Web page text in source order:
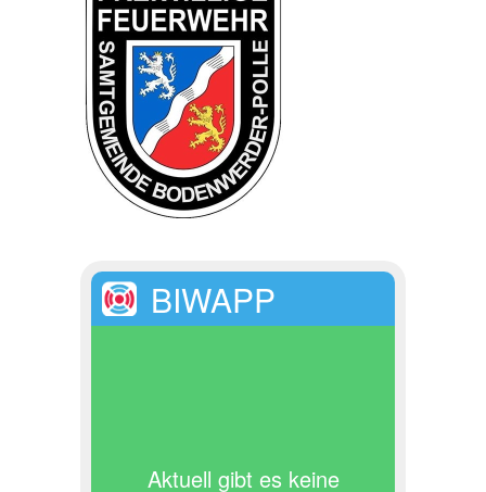
BIWAPP
Aktuell gibt es keine